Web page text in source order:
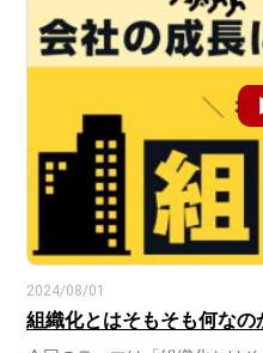
2024/08/01
組織化とはそもそも何なの